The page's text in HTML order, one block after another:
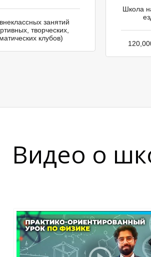
занятий
творческих,
клубов)
Школа
Видео о